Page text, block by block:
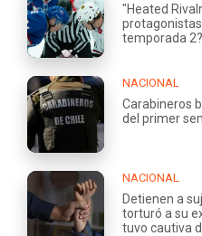
"Heated
temporada 2?
NACIONAL
Carabineros
del primer
NACIONAL
Detienen a
torturó a su
tuvo cautiva